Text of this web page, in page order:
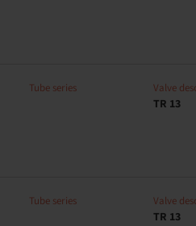
Tube series Valve
TR 13
Tube series Valve
TR 13